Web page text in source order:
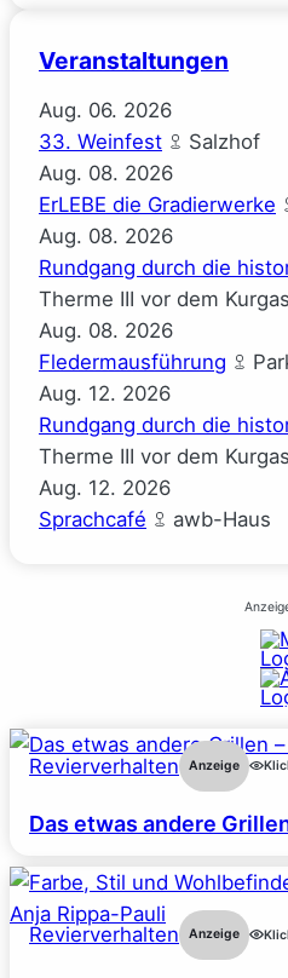
(Josephine
Veranstaltungen
Aug. 06. 2026
33. Weinfest
Salzhof
Aug. 08. 2026
ErLEBE die Gradierwerke
Aug. 08. 2026
Rundgang durch die
Therme III vor dem
Aug. 08. 2026
Fledermausführung
Aug. 12. 2026
Rundgang durch die
Therme III vor dem
Aug. 12. 2026
Sprachcafé
awb-Haus
Revierverhalten Anzeige
Das etwas andere
Revierverhalten Anzeige